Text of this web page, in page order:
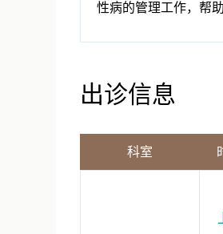
性病的管理工作，帮
出诊信息
科室